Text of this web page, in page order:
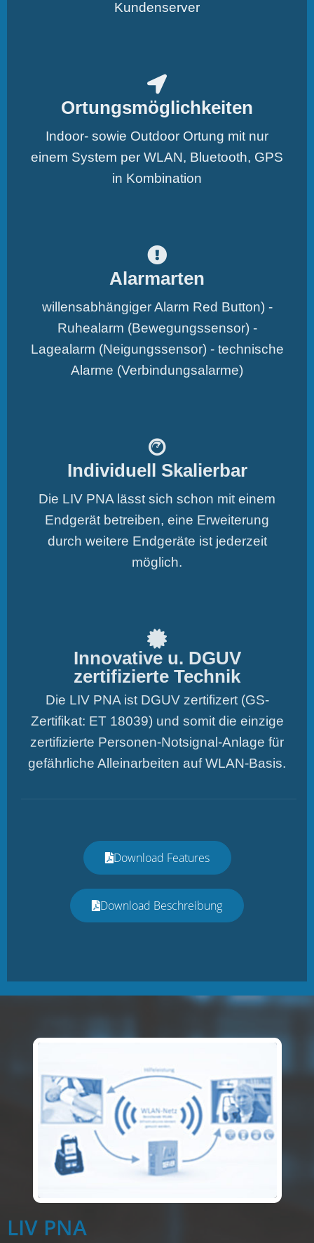
Kundenserver
Ortungsmöglichkeiten
Indoor- sowie Outdoor Ortung mit nur
einem System per WLAN, Bluetooth, GPS
in Kombination
Alarmarten
willensabhängiger Alarm Red Button) -
Ruhealarm (Bewegungssensor) -
Lagealarm (Neigungssensor) - technische
Alarme (Verbindungsalarme)
Individuell Skalierbar
Die LIV PNA lässt sich schon mit einem
Endgerät betreiben, eine Erweiterung
durch weitere Endgeräte ist jederzeit
möglich.
Innovative u. DGUV
zertifizierte Technik
Die LIV PNA ist DGUV zertifizert (GS-
Zertifikat: ET 18039) und somit die einzige
zertifizierte Personen-Notsignal-Anlage für
gefährliche Alleinarbeiten auf WLAN-Basis.
Download Features
Download Beschreibung
LIV PNA